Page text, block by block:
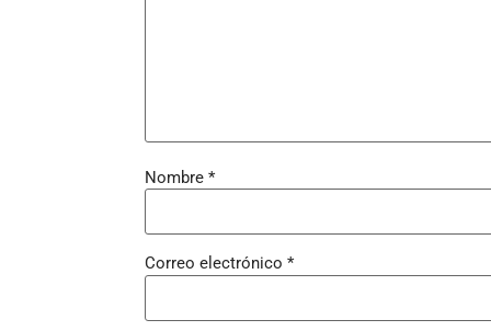
Nombre *
Correo electrónico *